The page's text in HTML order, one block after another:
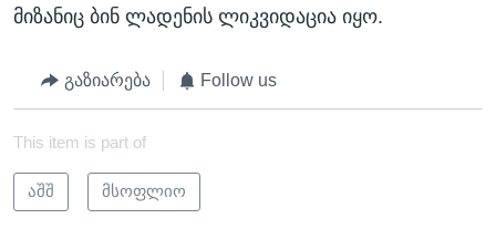
მიზანიც ბინ ლადენის ლიკვიდაცია იყო.
გაზიარება Follow us
This item is part of
აშშ მსოფლიო